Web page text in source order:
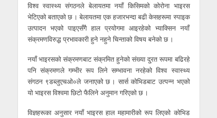
विश्व स्वास्थ्य संगठनले बेलायतमा नयाँ किसिमको कोरोना भाइरस
भेटिएको बताएको छ । बेलायतमा एक हजारभन्दा बढी केसहरूमा स्पाइक
उत्पादन भएको पाइएसँगै हाल प्रयोगमा आइरहेको भ्याक्सिन नयाँ
संक्रमणविरुद्ध प्रभावकारी हुने नहुने चिन्ताको विषय बनेको छ ।
नयाँ भाइरसको संक्रमणबाट संक्रमित हुनेको संख्या दु्रत रूपमा बढिरहे
पनि संक्रमणले गम्भीर रूप लिने सम्भावना नरहेको विश्व स्वास्थ्य
संगठन ९डब्लुएचओ०ले जनाएको छ । सार्स कोभिडबाट उत्पन्न भएको
यो भाइरस विश्वमा छिटो फैलिने अनुमान गरिएको छ ।
विज्ञहरूका अनुसार नयाँ भाइरस हाल महामारीको रूप लिएको कोभिड